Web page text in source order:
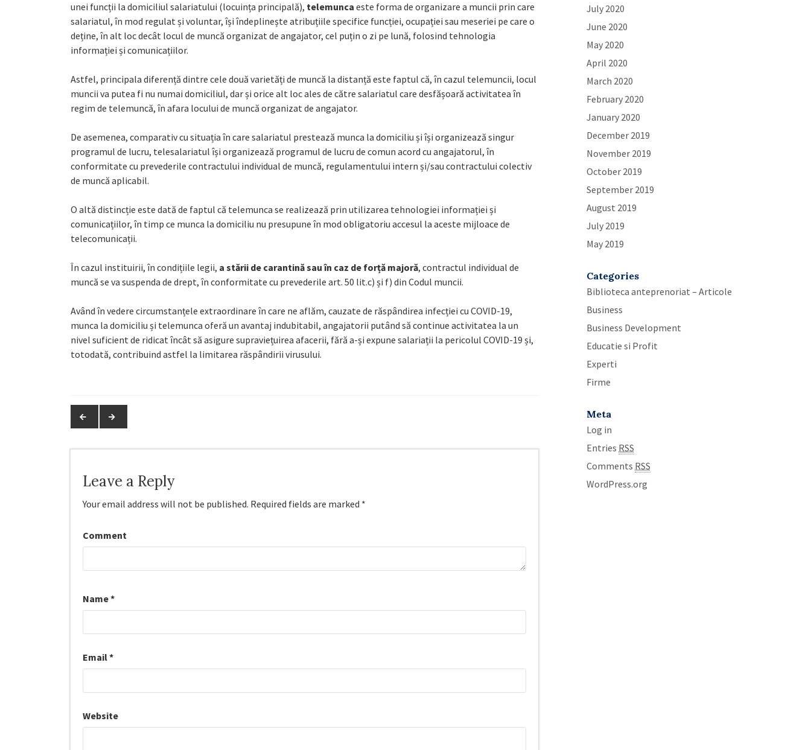
unei funcții la domiciliul salariatului (locuința principală), telemunca este forma de organizare a muncii prin care
salariatul, în mod regulat și voluntar, își îndeplinește atribuțiile specifice funcției, ocupației sau meseriei pe care o
deține, în alt loc decât locul de muncă organizat de angajator, cel puțin o zi pe lună, folosind tehnologia
informației și comunicațiilor.
Astfel, principala diferență dintre cele două varietăți de muncă la distanță este faptul că, în cazul telemuncii, locul
muncii va putea fi nu numai domiciliul, dar și orice alt loc ales de către salariatul care desfășoară activitatea în
regim de telemuncă, în afara locului de muncă organizat de angajator.
De asemenea, comparativ cu situația în care salariatul prestează munca la domiciliu și își organizează singur
programul de lucru, telesalariatul își organizează programul de lucru de comun acord cu angajatorul, în
conformitate cu prevederile contractului individual de muncă, regulamentului intern și/sau contractului colectiv
de muncă aplicabil.
O altă distincție este dată de faptul că telemunca se realizează prin utilizarea tehnologiei informației și
comunicațiilor, în timp ce munca la domiciliu nu presupune în mod obligatoriu accesul la aceste mijloace de
telecomunicații.
În cazul instituirii, în condițiile legii, a stării de carantină sau în caz de forță majoră, contractul individual de
muncă se va suspenda de drept, în conformitate cu prevederile art. 50 lit.c) și f) din Codul muncii.
Având în vedere circumstanțele extraordinare în care ne aflăm, cauzate de răspândirea infecției cu COVID-19,
munca la domiciliu și telemunca oferă un avantaj indubitabil, angajatorii putând să continue activitatea la un
nivel suficient de ridicat încât să asigure supraviețuirea afacerii, fără a-și expune salariații la pericolul COVID-19 și,
totodată, contribuind astfel la limitarea răspândirii virusului.
Leave a Reply
Your email address will not be published. Required fields are marked *
Comment
Name*
Email*
Website
July 2020
June 2020
May 2020
April 2020
March 2020
February 2020
January 2020
December 2019
November 2019
October 2019
September 2019
August 2019
July 2019
May 2019
Categories
Biblioteca anteprenoriat – Articole
Business
Business Development
Educatie si Profit
Experti
Firme
Meta
Log in
Entries RSS
Comments RSS
WordPress.org